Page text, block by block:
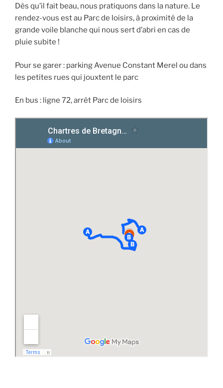
Dès qu’il fait beau, nous pratiquons dans la nature. Le
rendez-vous est au Parc de loisirs, à proximité de la
grande voile blanche qui nous sert d’abri en cas de
pluie subite !
Pour se garer : parking Avenue Constant Merel ou dans
les petites rues qui jouxtent le parc
En bus : ligne 72, arrêt Parc de loisirs